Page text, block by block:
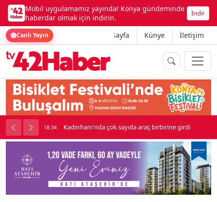
Mobil uygulamamız yayında! Konya gündeminde
haberdar olmak için indirin.
İndir
Canlı Yayın Ana Sayfa Künye İletişim
girdi 18:34 Beşikçioğlu Konya'ya Sevk Edildi